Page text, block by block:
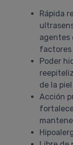
Rápida
agentes
factores
Poder
de la piel
Acción